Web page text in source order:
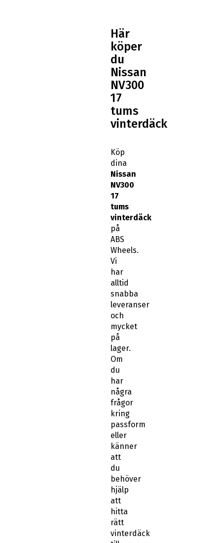
Här
köper
du
Nissan
NV300
17
tums
vinterdäck
dina
Nissan
NV300
17
tums
vinterdäck
på
ABS
Wheels.
Vi
har
alltid
snabba
leveranser
och
mycket
på
lager.
Om
du
har
några
frågor
kring
passform
eller
känner
att
du
behöver
hjälp
att
hitta
rätt
vinterdäck
till